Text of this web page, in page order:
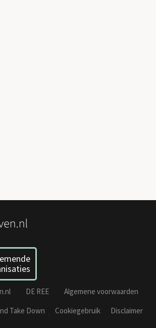
DE REE
Algemene voorwaarden
Take Down Cookiegebruik
Disclaimer